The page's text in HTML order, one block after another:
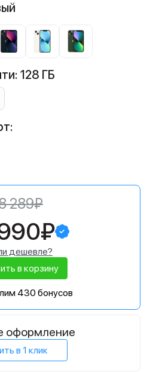
128 ГБ
289₽
дешевле?
в корзину
430 бонусов
оформление
в 1 клик